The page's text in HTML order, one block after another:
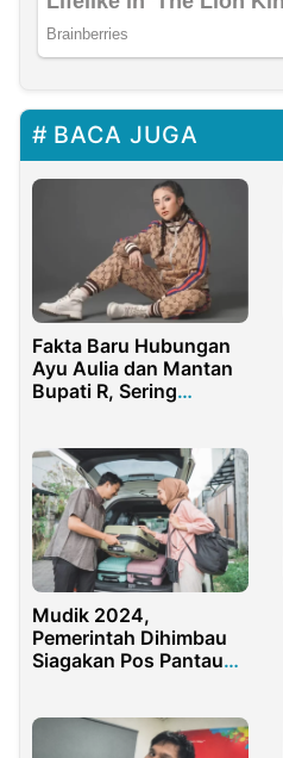
BACA JUGA
Fakta Baru Hubungan
Ayu Aulia dan Mantan
Bupati R, Sering
Mudik 2024,
Pemerintah Dihimbau
Siagakan Pos Pantau